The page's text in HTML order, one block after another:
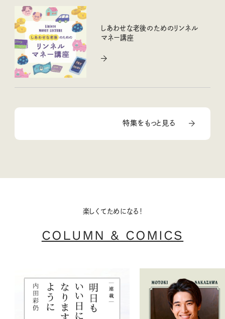
しあわせな老後のためのリンネル
マネー講座
特集をもっと見る
楽しくてためになる！
COLUMN & COMICS